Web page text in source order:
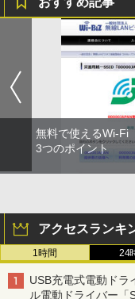
無料で使えるWi-Fi
3つのポイント
アクセスランキ
1時間 24
USB充電式電動ド
ル電動ドライバー「